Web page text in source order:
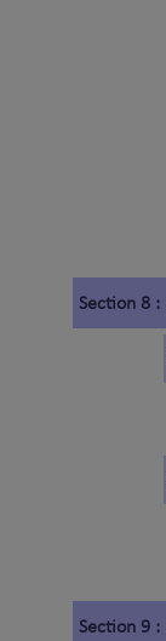
Section 8 :
Section 9 :